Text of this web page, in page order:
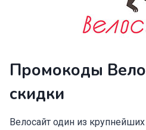
Промокоды
скидки
Велосайт один из